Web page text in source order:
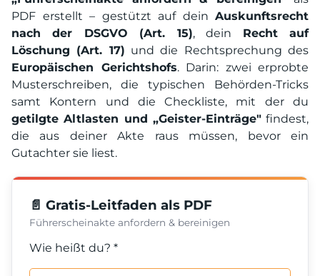
PDF erstellt – gestützt auf dein Auskunftsrecht
nach der DSGVO (Art. 15), dein Recht auf
Löschung (Art. 17) und die Rechtsprechung des
Europäischen Gerichtshofs. Darin: zwei erprobte
Musterschreiben, die typischen Behörden-Tricks
samt Kontern und die Checkliste, mit der du
getilgte Altlasten und „Geister-Einträge"findest,
die aus deiner Akte raus müssen, bevor ein
Gutachter sie liest.
📄 Gratis-Leitfaden als PDF
Führerscheinakte anfordern & bereinigen
Wie heißt du? *